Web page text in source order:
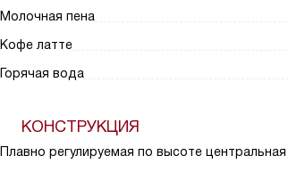
Молочная пена
Кофе латте
Горячая вода
КОНСТРУКЦИЯ
Плавно регулируемая по высоте